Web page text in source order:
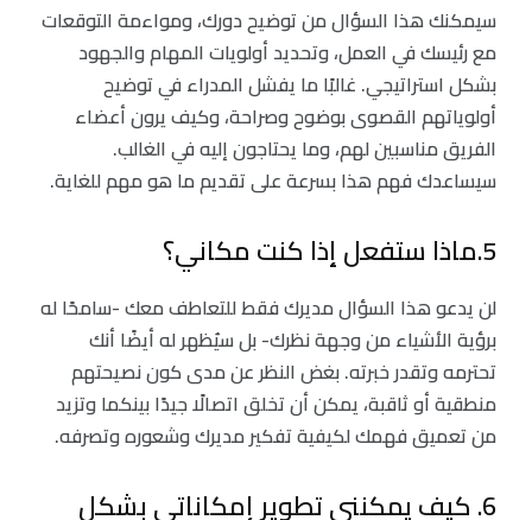
سيمكنك هذا السؤال من توضيح دورك، ومواءمة التوقعات
مع رئيسك في العمل، وتحديد أولويات المهام والجهود
بشكل استراتيجي. غالبًا ما يفشل المدراء في توضيح
أولوياتهم القصوى بوضوح وصراحة، وكيف يرون أعضاء
الفريق مناسبين لهم، وما يحتاجون إليه في الغالب.
سيساعدك فهم هذا بسرعة على تقديم ما هو مهم للغاية.
5.ماذا ستفعل إذا كنت مكاني؟
لن يدعو هذا السؤال مديرك فقط للتعاطف معك -سامحًا له
برؤية الأشياء من وجهة نظرك- بل سيُظهر له أيضًا أنك
تحترمه وتقدر خبرته. بغض النظر عن مدى كون نصيحتهم
منطقية أو ثاقبة، يمكن أن تخلق اتصالًا جيدًا بينكما وتزيد
من تعميق فهمك لكيفية تفكير مديرك وشعوره وتصرفه.
6. كيف يمكنني تطوير إمكاناتي بشكل